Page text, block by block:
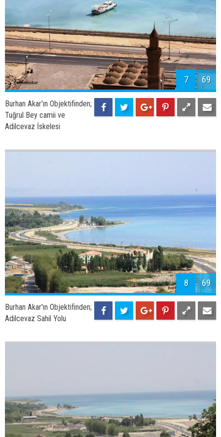
7 69
Burhan Akar'ın Objektifinden;
Tuğrul Bey camii ve
Adilcevaz İskelesi
8 69
Burhan Akar'ın Objektifinden;
Adilcevaz Sahil Yolu